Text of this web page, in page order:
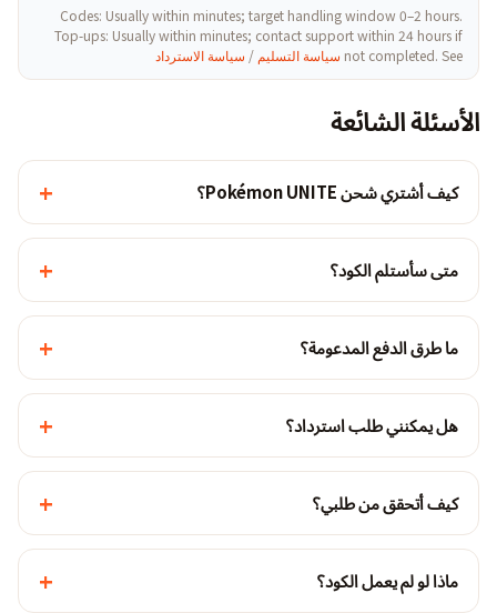
Codes: Usually within minutes; target handling window 0–2 hours.
Top-ups: Usually within minutes; contact support within 24 hours if
not completed. See سياسة التسليم / سياسة الاسترداد
الأسئلة الشائعة
كيف أشتري شحن Pokémon UNITE؟ +
متى سأستلم الكود؟ +
ما طرق الدفع المدعومة؟ +
هل يمكنني طلب استرداد؟ +
كيف أتحقق من طلبي؟ +
ماذا لو لم يعمل الكود؟ +